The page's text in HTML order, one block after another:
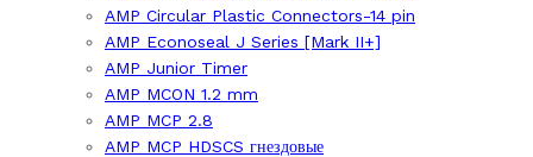
AMP Circular Plastic Connectors-14 pin
AMP Econoseal J Series [Mark II+]
AMP Junior Timer
AMP MCON 1.2 mm
AMP MCP 2.8
AMP MCP HDSCS гнездовые